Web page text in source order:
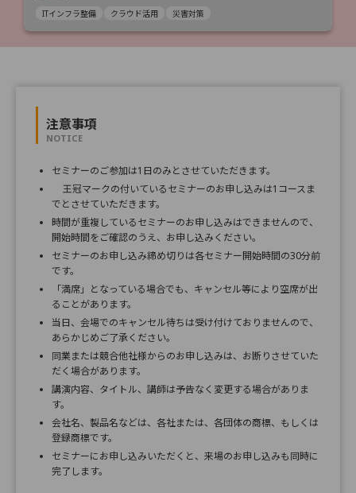
ITインフラ整備 クラウド活用 災害対策
注意事項
NOTICE
セミナーのご参加は1日のみとさせていただきます。
王冠マークの付いているセミナーのお申し込みは1コースま
でとさせていただきます。
時間が重複しているセミナーのお申し込みはできませんので、
開始時間をご確認のうえ、お申し込みください。
セミナーのお申し込み締め切りは各セミナー開始時間の30分前
です。
「満席」となっている場合でも、キャンセル等により空席が出
ることがあります。
当日、会場でのキャンセル待ちは受け付けておりませんので、
あらかじめご了承ください。
同業または競合他社様からのお申し込みは、お断りさせていた
だく場合があります。
講演内容、タイトル、講師は予告なく変更する場合がありま
す。
会社名、製品名などは、各社または、各団体の商標、もしくは
登録商標です。
セミナーにお申し込みいただくと、来場のお申し込みも同時に
完了します。